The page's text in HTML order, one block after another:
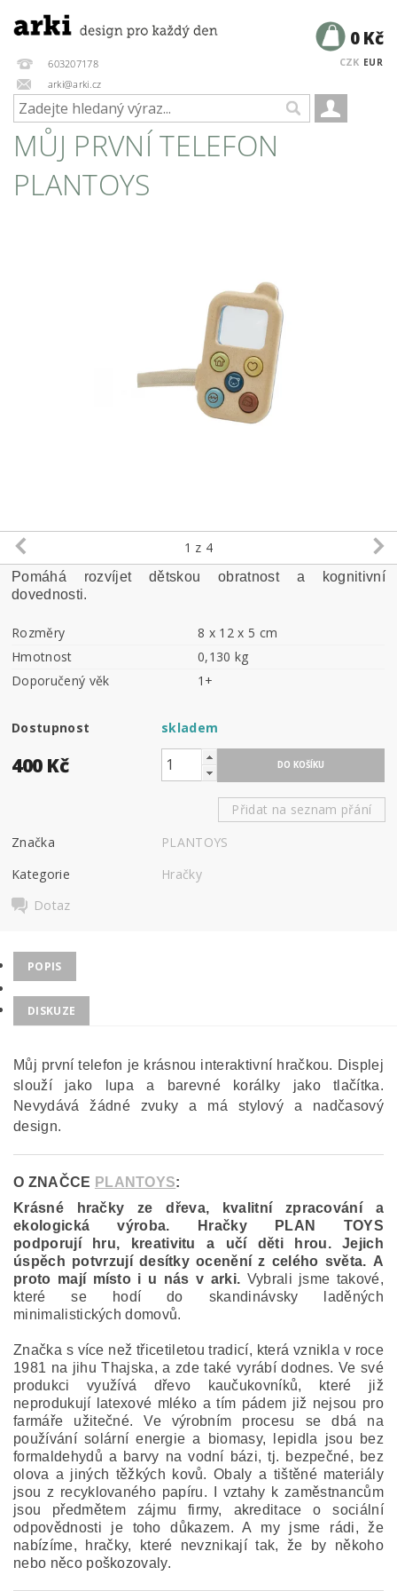
603207178
arki@arki.cz
CZK EUR
0 Kč
MŮJ PRVNÍ TELEFON
PLANTOYS
1 z 4
Pomáhá rozvíjet dětskou obratnost a kognitivní
dovednosti.
Rozměry
8 x 12 x 5 cm
Hmotnost
0,130 kg
Doporučený věk
1+
Dostupnost skladem
400 Kč
Přidat na seznam přání
Značka
PLANTOYS
Kategorie
Hračky
Dotaz
POPIS
DISKUZE
Můj první telefon je krásnou interaktivní hračkou. Displej
slouží jako lupa a barevné korálky jako tlačítka.
Nevydává žádné zvuky a má stylový a nadčasový
design.
O ZNAČCE PLANTOYS:
Krásné hračky ze dřeva, kvalitní zpracování a
ekologická výroba. Hračky PLAN TOYS
podporují hru, kreativitu a učí děti hrou. Jejich
úspěch potvrzují desítky ocenění z celého světa. A
proto mají místo i u nás v arki. Vybrali jsme takové,
které se hodí do skandinávsky laděných
minimalistických domovů.
Značka s více než třicetiletou tradicí, která vznikla v roce
1981 na jihu Thajska, a zde také vyrábí dodnes. Ve své
produkci využívá dřevo kaučukovníků, které již
neprodukují latexové mléko a tím pádem již nejsou pro
farmáře užitečné.
Ve výrobním procesu se dbá na
používání solární energie a biomasy, lepidla jsou bez
formaldehydů a barvy na vodní bázi, tj. bezpečné, bez
olova a jiných těžkých kovů. Obaly a tištěné materiály
jsou z recyklovaného papíru. I vztahy k zaměstnancům
jsou předmětem zájmu firmy, akreditace o sociální
odpovědnosti je toho důkazem. A my jsme rádi, že
nabízíme, hračky, které nevznikají tak, že by někoho
nebo něco poškozovaly.